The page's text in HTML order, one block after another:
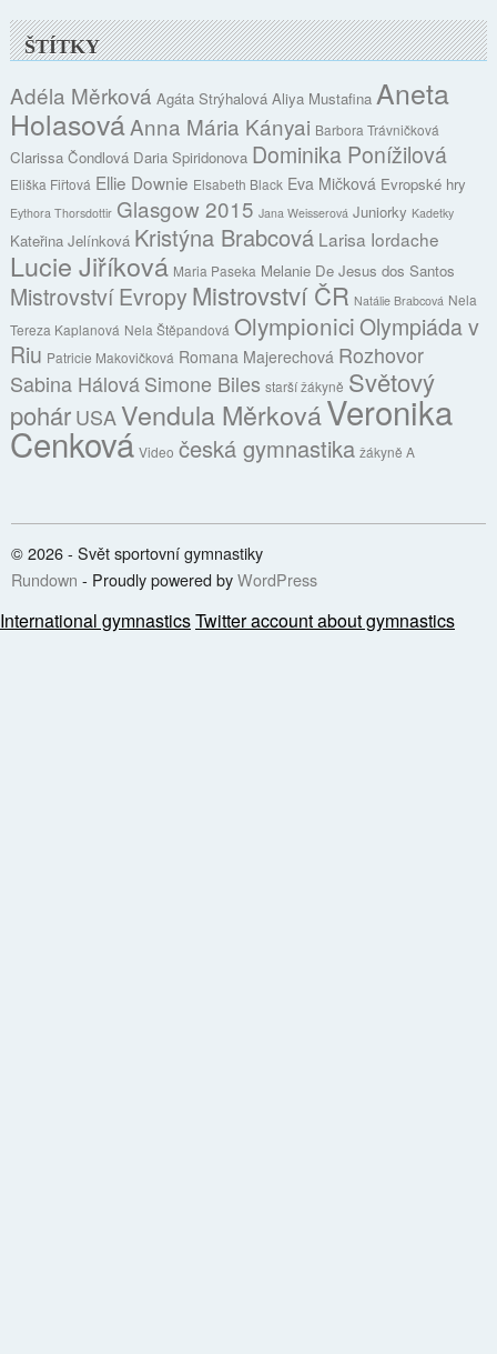
ŠTÍTKY
Adéla Měrková Agáta Strýhalová Aliya Mustafina Aneta
HolasováAnna Mária Kányai Barbora Trávničková
Clarissa Čondlová Daria Spiridonova Dominika Ponížilová
Eliška Fiřtová Ellie Downie Elsabeth Black Eva Mičková Evropské hry
Eythora Thorsdottir Glasgow 2015 Jana Weisserová Juniorky Kadetky
Kateřina Jelínková Kristýna Brabcová Larisa Iordache
Lucie Jiříková Maria Paseka Melanie De Jesus dos Santos
Mistrovství Evropy Mistrovství ČR Natálie Brabcová Nela
Tereza Kaplanová Nela Štěpandová OlympioniciOlympiáda v
Riu Patricie Makovičková Romana Majerechová Rozhovor
Sabina HálováSimone Biles starší žákyně Světový
pohárUSA Vendula MěrkováVeronika
Cenková Video česká gymnastika žákyně A
© 2026 - Svět sportovní gymnastiky
Rundown - Proudly powered byWordPress
International gymnasticsTwitter account about gymnastics